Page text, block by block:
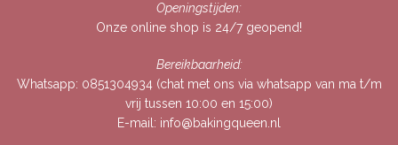
Openingstijden:
Onze online shop is 24/7 geopend!
Bereikbaarheid:
Whatsapp: 0851304934(chat met ons via whatsapp van ma t/m
vrij tussen 10:00 en 15:00)
E-mail: info@bakingqueen.nl